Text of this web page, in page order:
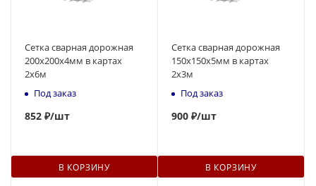
Сетка сварная дорожная
200х200х4мм в картах
2х6м
Под заказ
852 ₽/шт
В КОРЗИНУ
Сетка сварная дорожная
150х150х5мм в картах
2х3м
Под заказ
900 ₽/шт
В КОРЗИНУ